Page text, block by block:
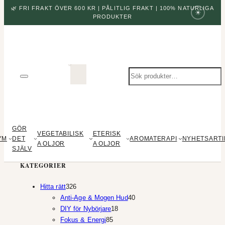
🌿 FRI FRAKT ÖVER 600 KR | PÅLITLIG FRAKT | 100% NATURLIGA
PRODUKTER
☀
Sök
produkter
GÖR
DET
SJÄLV
VEGETABILISK
A OLJOR
ETERISK
A OLJOR
AROMATERAPI
KATEGORIER
Hitta rätt326326
produkter
Anti-Age & Mogen Hud4040
DIY för Nybörjare1818
Fokus & Energi8585